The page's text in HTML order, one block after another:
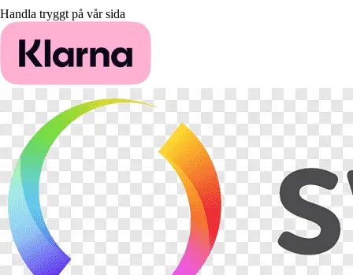
Handla tryggt på vår sida